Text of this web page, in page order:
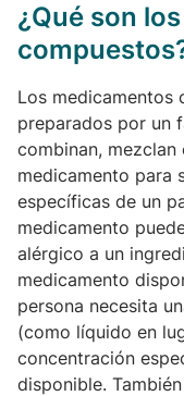
¿Qué son
Los medicamentos
preparados por un
combinan,
medicamento para
específicas de un
medicamento
alérgico a un
medicamento
persona necesita
(como líquido en
concentración
disponible.